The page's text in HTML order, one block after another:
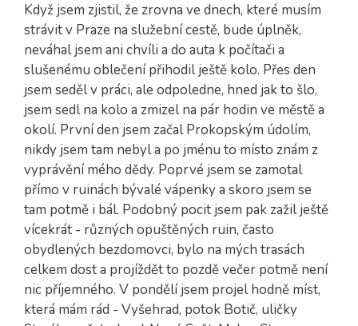
Když jsem zjistil, že zrovna ve dnech, které musím
strávit v Praze na služební cestě, bude úplněk,
neváhal jsem ani chvíli a do auta k počítači a
slušenému oblečení přihodil ještě kolo. Přes den
jsem seděl v práci, ale odpoledne, hned jak to šlo,
jsem sedl na kolo a zmizel na pár hodin ve městě a
okolí. První den jsem začal Prokopským údolím,
nikdy jsem tam nebyl a po jménu to místo znám z
vyprávění mého dědy. Poprvé jsem se zamotal
přímo v ruinách bývalé vápenky a skoro jsem se
tam potmě i bál. Podobný pocit jsem pak zažil ještě
vícekrát - různých opuštěných ruin, často
obydlených bezdomovci, bylo na mých trasách
celkem dost a projíždět to pozdě večer potmě není
nic příjemného. V pondělí jsem projel hodně míst,
která mám rád - Vyšehrad, potok Botič, uličky